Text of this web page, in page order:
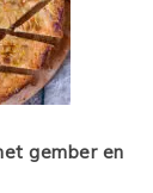
gember en